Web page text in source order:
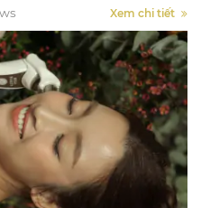
Xem chi tiết